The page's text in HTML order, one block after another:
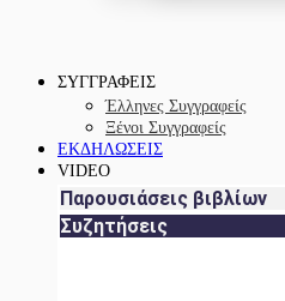
ΣΥΓΓΡΑΦΕΙΣ
Έλληνες Συγγραφείς
Ξένοι Συγγραφείς
ΕΚΔΗΛΩΣΕΙΣ
VIDEO
Παρουσιάσεις βιβλίων
Συζητήσεις